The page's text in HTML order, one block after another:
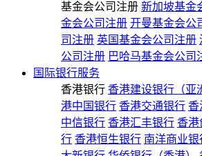
基金会公司注册 新加坡基金
金会公司注册 开曼基金会公
司注册 英国基金会公司注册
公司注册 巴哈马基金会公司
国际银行服务
香港银行 香港建设银行（亚
港中国银行 香港交通银行 香
中信银行 香港汇丰银行 香港
行 香港恒生银行 南洋商业银